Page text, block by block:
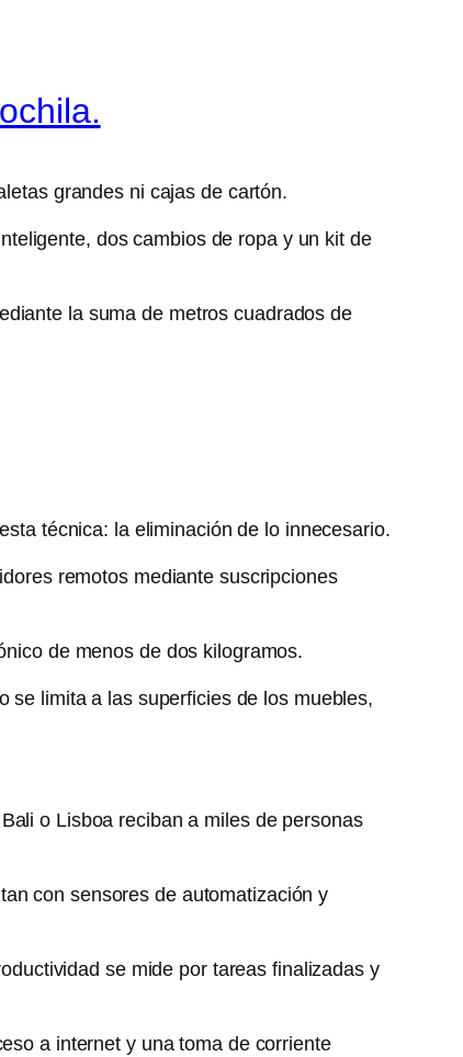
grandes ni cajas de cartón.
dos cambios de ropa y un kit de
la suma de metros cuadrados de
técnica: la eliminación de lo innecesario.
remotos mediante suscripciones
de menos de dos kilogramos.
se limita a las superficies de los muebles,
o Lisboa reciban a miles de personas
con sensores de automatización y
se mide por tareas finalizadas y
a internet y una toma de corriente